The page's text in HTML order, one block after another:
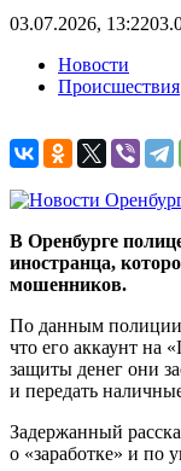
03.07.2026, 13:22
Новости
Происшествия
В Оренбурге
иностранца,
мошенников.
По данным
что его аккаунт на
защиты денег они
и передать
Задержанный
о «заработке» и по